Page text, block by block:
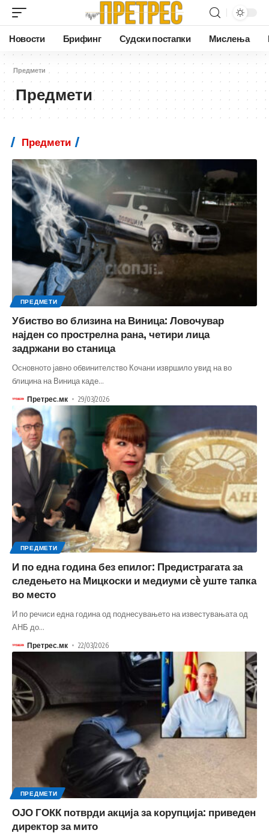
Новости Брифинг Судски постапки Мислења
Предмети
Предмети
Предмети
ПРЕДМЕТИ
Убиство во близина на Виница: Ловочувар
најден со прострелна рана, четири лица
задржани во станица
Основното јавно обвинителство Кочани извршило увид на во
блицина на Виница каде…
Претрес.мк 29/03/2026
ПРЕДМЕТИ
И по една година без епилог: Предистрагата за
следењето на Мицкоски и медиуми сè уште тапка
во место
И по речиси една година од поднесувањето на известувањата од
АНБ до…
Претрес.мк 22/03/2026
ПРЕДМЕТИ
ОЈО ГОКК потврди акција за корупција: приведен
директор за мито